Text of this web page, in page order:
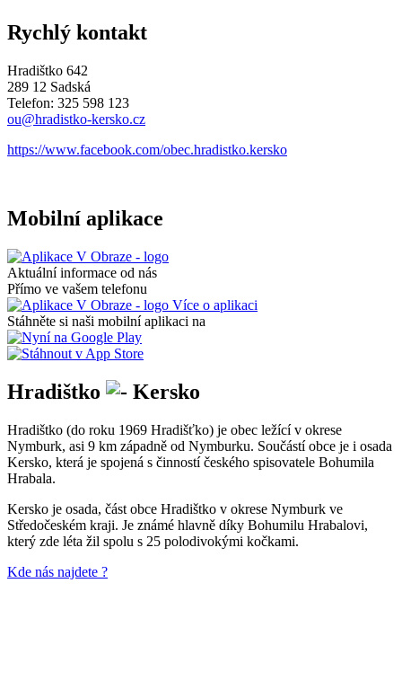
Rychlý kontakt
Hradištko 642
289 12 Sadská
Telefon: 325 598 123
ou@hradistko-kersko.cz
https://www.facebook.com/obec.hradistko.kersko
Mobilní aplikace
Aktuální informace od nás
Přímo ve vašem telefonu
Více o aplikaci
Stáhněte si naši mobilní aplikaci na
Hradištko Kersko
Hradištko (do roku 1969 Hradišťko) je obec ležící v okrese
Nymburk, asi 9 km západně od Nymburku. Součástí obce je i osada
Kersko, která je spojená s činností českého spisovatele Bohumila
Hrabala.
Kersko je osada, část obce Hradištko v okrese Nymburk ve
Středočeském kraji. Je známé hlavně díky Bohumilu Hrabalovi,
který zde léta žil spolu s 25 polodivokými kočkami.
Kde nás najdete ?